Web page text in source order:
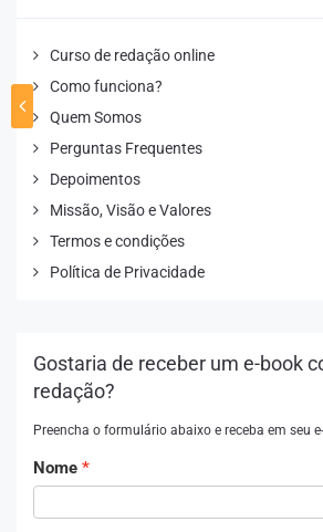
Curso de redação online
Como funciona?
Quem Somos
Perguntas Frequentes
Depoimentos
Missão, Visão e Valores
Termos e condições
Política de Privacidade
Gostaria de receber um e-book
redação?
Preencha o formulário abaixo e receba em seu
Nome